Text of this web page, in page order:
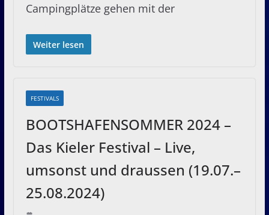
Campingplätze gehen mit der
Weiter lesen
FESTIVALS
BOOTSHAFENSOMMER 2024 –
Das Kieler Festival – Live,
umsonst und draussen (19.07.–
25.08.2024)